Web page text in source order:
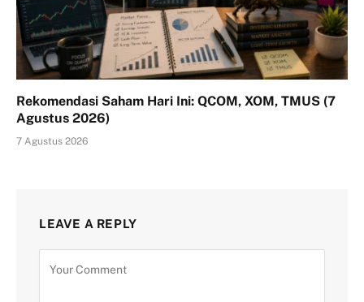
Rekomendasi Saham Hari Ini: QCOM, XOM, TMUS (7
Agustus 2026)
7 Agustus 2026
LEAVE A REPLY